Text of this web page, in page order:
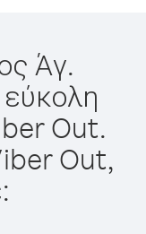
Άγ.
εύκολη
Out.
Out,